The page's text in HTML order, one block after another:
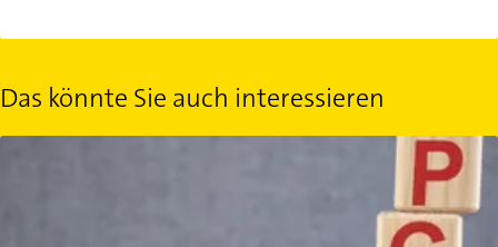
Das könnte Sie auch interessieren